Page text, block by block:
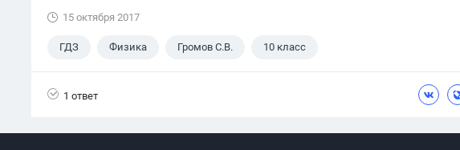
15 октября 2017
ГДЗ Физика Громов С.В. 10 класс
1 ответ